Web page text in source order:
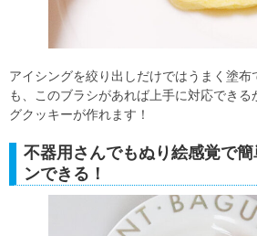
アイシングを絞り出しだけではうまく塗
も、このブラシがあれば上手に対応でき
グクッキーが作れます！
不器用さんでもぬり絵感覚で
ンできる！